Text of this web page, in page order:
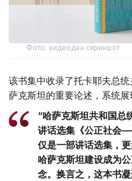
Фото: видеодан скриншот
该书集中收录了托卡耶夫总
萨克斯坦的重要论述，系统展
“哈萨克斯坦共和国总
讲话选集《公正社会
仅是一部讲话选集，
哈萨克斯坦建设成为
念。换言之，这本书